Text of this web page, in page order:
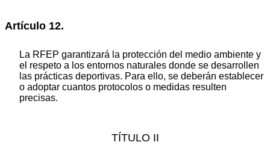
Artículo 12.
La RFEP garantizará la protección del medio ambiente y
el respeto a los entornos naturales donde se desarrollen
las prácticas deportivas. Para ello, se deberán establecer
o adoptar cuantos protocolos o medidas resulten
precisas.
TÍTULO II